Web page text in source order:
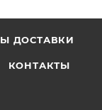
ДОСТАВКИ
КОНТАКТЫ